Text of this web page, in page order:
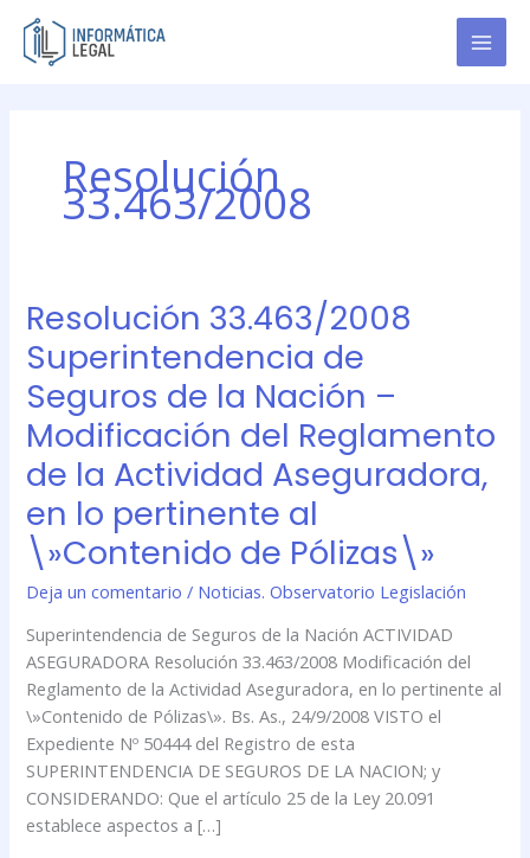
contenido
Resolución
33.463/2008
Resolución 33.463/2008
Superintendencia de
Seguros de la Nación –
Modificación del Reglamento
de la Actividad Aseguradora,
en lo pertinente al
\»Contenido de Pólizas\»
Deja un comentario / Noticias. Observatorio Legislación
Superintendencia de Seguros de la Nación ACTIVIDAD
ASEGURADORA Resolución 33.463/2008 Modificación del
Reglamento de la Actividad Aseguradora, en lo pertinente al
\»Contenido de Pólizas\». Bs. As., 24/9/2008 VISTO el
Expediente Nº 50444 del Registro de esta
SUPERINTENDENCIA DE SEGUROS DE LA NACION; y
CONSIDERANDO: Que el artículo 25 de la Ley 20.091
establece aspectos a […]
Resolución
Superintendencia
de
Seguros
de
la
Nación
–
Modificación
del
Reglamento
de
la
Actividad
Aseguradora,
en
lo
pertinente
al